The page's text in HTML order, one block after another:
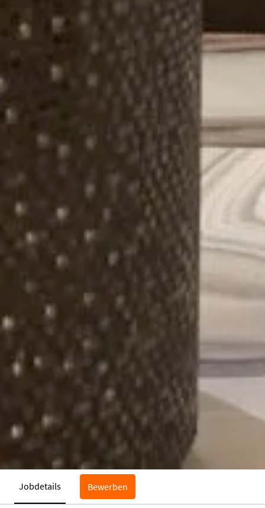
Jobdetails Bewerben